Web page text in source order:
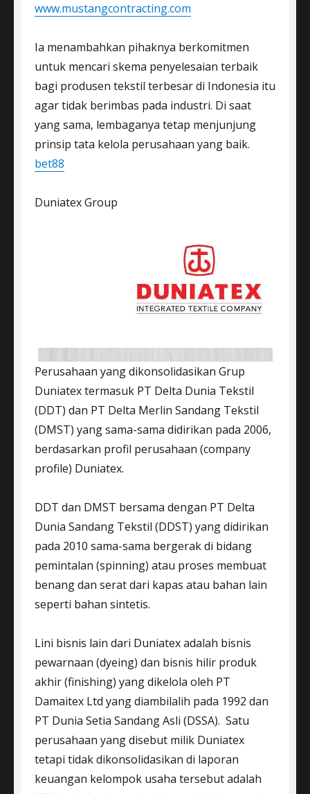
www.mustangcontracting.com
Ia menambahkan pihaknya berkomitmen
untuk mencari skema penyelesaian terbaik
bagi produsen tekstil terbesar di Indonesia itu
agar tidak berimbas pada industri. Di saat
yang sama, lembaganya tetap menjunjung
prinsip tata kelola perusahaan yang baik.
bet88
Duniatex Group
Perusahaan yang dikonsolidasikan Grup
Duniatex termasuk PT Delta Dunia Tekstil
(DDT) dan PT Delta Merlin Sandang Tekstil
(DMST) yang sama-sama didirikan pada 2006,
berdasarkan profil perusahaan (company
profile) Duniatex.
DDT dan DMST bersama dengan PT Delta
Dunia Sandang Tekstil (DDST) yang didirikan
pada 2010 sama-sama bergerak di bidang
pemintalan (spinning) atau proses membuat
benang dan serat dari kapas atau bahan lain
seperti bahan sintetis.
Lini bisnis lain dari Duniatex adalah bisnis
pewarnaan (dyeing) dan bisnis hilir produk
akhir (finishing) yang dikelola oleh PT
Damaitex Ltd yang diambilalih pada 1992 dan
PT Dunia Setia Sandang Asli (DSSA). Satu
perusahaan yang disebut milik Duniatex
tetapi tidak dikonsolidasikan di laporan
keuangan kelompok usaha tersebut adalah